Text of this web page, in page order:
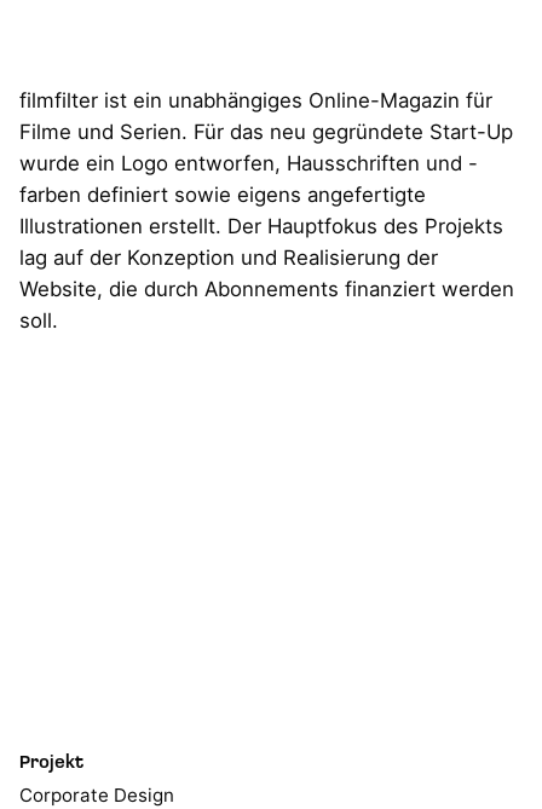
filmfilter ist ein unabhängiges Online-Magazin für
Filme und Serien. Für das neu gegründete Start-Up
wurde ein Logo entworfen, Hausschriften und -
farben definiert sowie eigens angefertigte
Illustrationen erstellt. Der Hauptfokus des Projekts
lag auf der Konzeption und Realisierung der
Website, die durch Abonnements finanziert werden
soll.
Projekt
Corporate Design